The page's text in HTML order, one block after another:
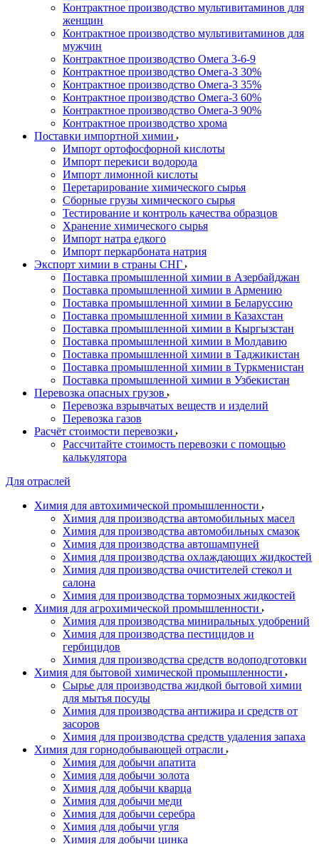
Контрактное производство мультивитаминов для
женщин
Контрактное производство мультивитаминов для
мужчин
Контрактное производство Омега 3-6-9
Контрактное производство Омега-3 30%
Контрактное производство Омега-3 35%
Контрактное производство Омега-3 60%
Контрактное производство Омега-3 90%
Контрактное производство хрома
Поставки импортной химии
Импорт ортофосфорной кислоты
Импорт перекиси водорода
Импорт лимонной кислоты
Перетарирование химического сырья
Сборные грузы химического сырья
Тестирование и контроль качества образцов
Хранение химического сырья
Импорт натра едкого
Импорт перкарбоната натрия
Экспорт химии в страны СНГ
Поставка промышленной химии в Азербайджан
Поставка промышленной химии в Армению
Поставка промышленной химии в Беларуссию
Поставка промышленной химии в Казахстан
Поставка промышленной химии в Кыргызстан
Поставка промышленной химии в Молдавию
Поставка промышленной химии в Таджикистан
Поставка промышленной химии в Туркменистан
Поставка промышленной химии в Узбекистан
Перевозка опасных грузов
Перевозка взрывчатых веществ и изделий
Перевозка газов
Расчёт стоимости перевозки
Рассчитайте стоимость перевозки с помощью
калькулятора
Для отраслей
Химия для автохимической промышленности
Химия для производства автомобильных масел
Химия для производства автомобильных смазок
Химия для производства автошампуней
Химия для производства охлаждающих жидкостей
Химия для производства очистителей стекол и
салона
Химия для производства тормозных жидкостей
Химия для агрохимической промышленности
Химия для производства миниральных удобрений
Химия для производства пестицидов и
гербицидов
Химия для производства средств водоподготовки
Химия для бытовой химической промышленности
Сырье для производства жидкой бытовой химии
для мытья посуды
Химия для производства антижира и средств от
засоров
Химия для производства средств удаления запаха
Химия для горнодобывающей отрасли
Химия для добычи апатита
Химия для добычи золота
Химия для добычи кварца
Химия для добычи меди
Химия для добычи серебра
Химия для добычи угля
Химия для добычи цинка